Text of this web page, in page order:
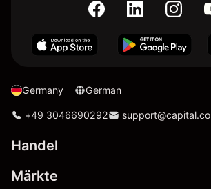
Germany German
+49 3046690292
Handel
Märkte